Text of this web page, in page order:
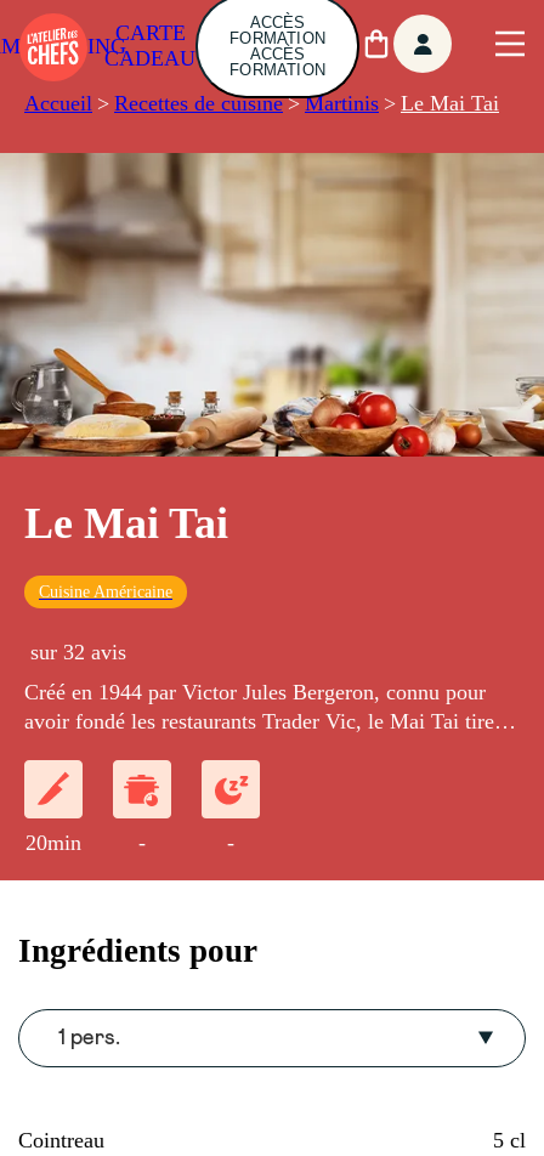
CARTE
CADEAU
ACCÈS
FORMATION
ACCÈS
FORMATION
Accueil > Recettes de cuisine > Martinis > Le Mai Tai
Le Mai Tai
Cuisine Américaine
sur 32 avis
Créé en 1944 par Victor Jules Bergeron, connu pour
avoir fondé les restaurants Trader Vic, le Mai Tai tire
signifie 'le meilleur du monde' ! Il s’agit d’un des
cocktails phares de la marque Cointreau.
20min
- -
Ingrédients pour
1 pers.
Cointreau 5 cl